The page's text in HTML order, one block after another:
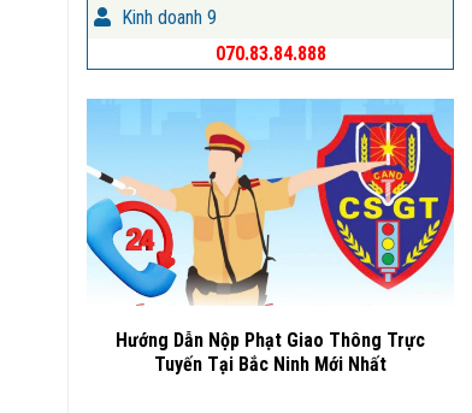
Kinh doanh 9
070.83.84.888
Hướng Dẫn Nộp Phạt Giao Thông Trực
Tuyến Tại Bắc Ninh Mới Nhất